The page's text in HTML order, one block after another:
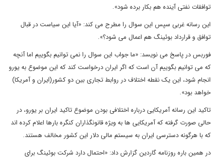
توافقات نفتی آینده هم بکار برده شود».
این رسانه غربی سپس این سوال را مطرح می کند: «آیا این سیاست در قبال
توافق و قرارداد بوئینگ هم اعمال می شود؟».
فوربس در پاسخ می نویسد: «ما جواب این سوال را نمی توانیم بگوییم اما آنچه
که می توانیم بگوییم آن است که اگر ایران درخواست کند که این موضوع به یورو
انجام شود، این یک نقطه اختلاف در روابط تجاری بین دو کشور(ایران و آمریکا)
خواهد بود».
تاکید این رسانه آمریکایی درباره اختلافی بودن موضوع تاکید ایران بر یورو، در
حالی صورت گرفته که آمریکایی ها به ویژه قانونگذاران کنگره بارها اعلام کرده اند
که با هرگونه دسترسی ایران به سیستم مالی دلار این کشور مخالف هستند.
در همین باره روزنامه گاردین گزارش داد: «احتمال دارد شرکت بوئینگ برای